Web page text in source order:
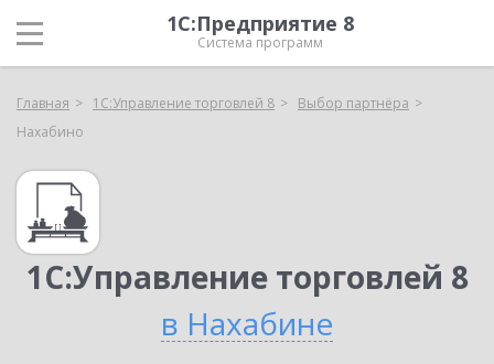
1С:Предприятие 8
Система программ
Главная 1С:Управление торговлей 8
Выбор партнёра
Нахабино
1С:Управление торговлей 8
в Нахабине